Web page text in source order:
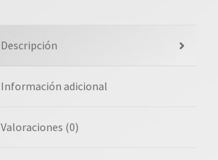
Descripción
Información adicional
Valoraciones (0)